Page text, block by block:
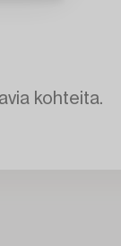
kohteita.